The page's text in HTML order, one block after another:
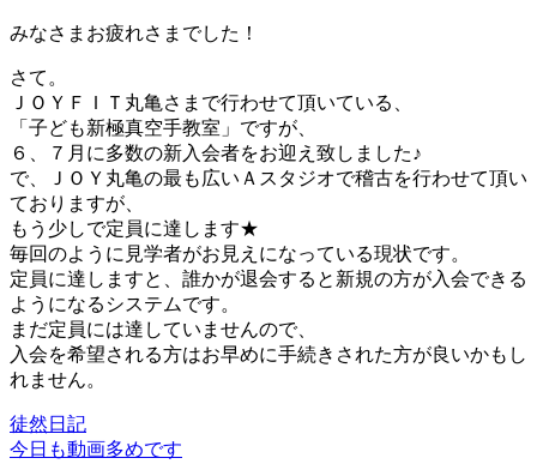
みなさまお疲れさまでした！
さて。
ＪＯＹＦＩＴ丸亀さまで行わせて頂いている、
「子ども新極真空手教室」ですが、
６、７月に多数の新入会者をお迎え致しました♪
で、ＪＯＹ丸亀の最も広いＡスタジオで稽古を行わせて頂い
ておりますが、
もう少しで定員に達します★
毎回のように見学者がお見えになっている現状です。
定員に達しますと、誰かが退会すると新規の方が入会できる
ようになるシステムです。
まだ定員には達していませんので、
入会を希望される方はお早めに手続きされた方が良いかもし
れません。
徒然日記
投
今日も動画多めです